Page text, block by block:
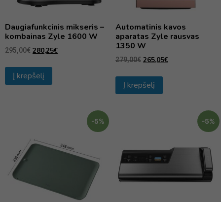
Daugiafunkcinis mikseris –
kombainas Zyle 1600 W
295,00€ 280,25€
Į krepšelį
Automatinis kavos
aparatas Zyle rausvas
1350 W
279,00€ 265,05€
Į krepšelį
-5% -5%